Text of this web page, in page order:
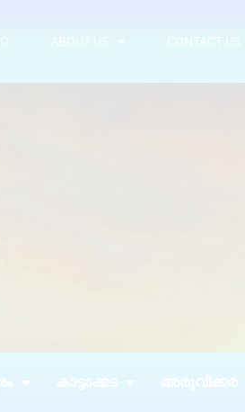
ABOUT US CONTACT US
കാട്ടാക്കട അരുവിക്കര